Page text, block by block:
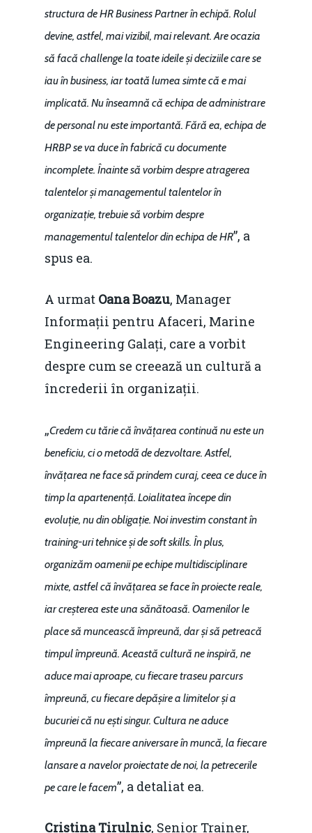
structura de HR Business Partner în echipă. Rolul
devine, astfel, mai vizibil, mai relevant. Are ocazia
să facă challenge la toate ideile și deciziile care se
iau în business, iar toată lumea simte că e mai
implicată. Nu înseamnă că echipa de administrare
de personal nu este importantă. Fără ea, echipa de
HRBP se va duce în fabrică cu documente
incomplete. Înainte să vorbim despre atragerea
talentelor și managementul talentelor în
organizație, trebuie să vorbim despre
managementul talentelor din echipa de HR”, a
spus ea.
A urmat Oana Boazu, Manager
Informații pentru Afaceri, Marine
Engineering Galați, care a vorbit
despre cum se creează un cultură a
încrederii în organizații.
„Credem cu tărie că învățarea continuă nu este un
beneficiu, ci o metodă de dezvoltare. Astfel,
învățarea ne face să prindem curaj, ceea ce duce în
timp la apartenență. Loialitatea începe din
evoluție, nu din obligație. Noi investim constant în
training-uri tehnice și de soft skills. În plus,
organizăm oamenii pe echipe multidisciplinare
mixte, astfel că învățarea se face în proiecte reale,
iar creșterea este una sănătoasă. Oamenilor le
place să muncească împreună, dar și să petreacă
timpul împreună. Această cultură ne inspiră, ne
aduce mai aproape, cu fiecare traseu parcurs
împreună, cu fiecare depășire a limitelor și a
bucuriei că nu ești singur. Cultura ne aduce
împreună la fiecare aniversare în muncă, la fiecare
lansare a navelor proiectate de noi, la petrecerile
pe care le facem”, a detaliat ea.
Cristina Țirulnic, Senior Trainer,